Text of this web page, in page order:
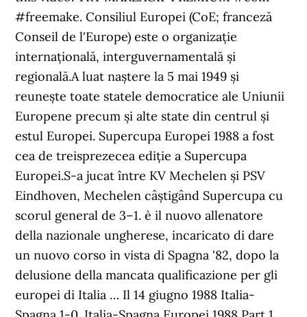
#freemake. Consiliul Europei (CoE; franceză
Conseil de l'Europe) este o organizație
internațională, interguvernamentală și
regională.A luat naștere la 5 mai 1949 și
reunește toate statele democratice ale Uniunii
Europene precum și alte state din centrul și
estul Europei. Supercupa Europei 1988 a fost
cea de treisprezecea ediție a Supercupa
Europei.S-a jucat între KV Mechelen și PSV
Eindhoven, Mechelen câștigând Supercupa cu
scorul general de 3–1. è il nuovo allenatore
della nazionale ungherese, incaricato di dare
un nuovo corso in vista di Spagna '82, dopo la
delusione della mancata qualificazione per gli
europei di Italia … Il 14 giugno 1988 Italia-